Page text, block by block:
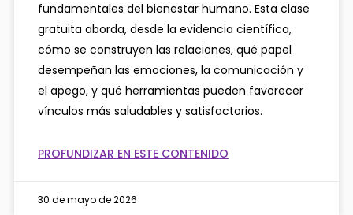
fundamentales del bienestar humano. Esta clase
gratuita aborda, desde la evidencia científica,
cómo se construyen las relaciones, qué papel
desempeñan las emociones, la comunicación y
el apego, y qué herramientas pueden favorecer
vínculos más saludables y satisfactorios.
PROFUNDIZAR EN ESTE CONTENIDO
30 de mayo de 2026